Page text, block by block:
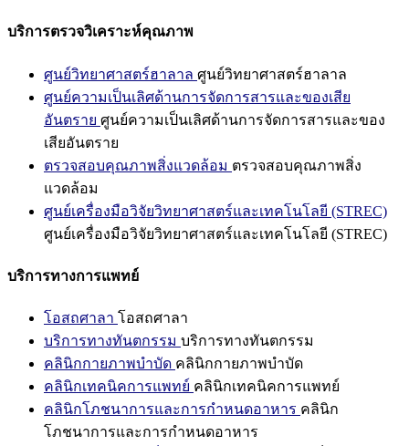
บริการตรวจวิเคราะห์คุณภาพ
ศูนย์วิทยาศาสตร์ฮาลาล ศูนย์วิทยาศาสตร์ฮาลาล
ศูนย์ความเป็นเลิศด้านการจัดการสารและของเสีย
อันตราย ศูนย์ความเป็นเลิศด้านการจัดการสารและของ
เสียอันตราย
ตรวจสอบคุณภาพสิ่งแวดล้อม ตรวจสอบคุณภาพสิ่ง
แวดล้อม
ศูนย์เครื่องมือวิจัยวิทยาศาสตร์และเทคโนโลยี (STREC)
ศูนย์เครื่องมือวิจัยวิทยาศาสตร์และเทคโนโลยี (STREC)
บริการทางการแพทย์
โอสถศาลา โอสถศาลา
บริการทางทันตกรรม บริการทางทันตกรรม
คลินิกกายภาพบำบัด คลินิกกายภาพบำบัด
คลินิกเทคนิคการแพทย์ คลินิกเทคนิคการแพทย์
คลินิกโภชนาการและการกำหนดอาหาร คลินิก
โภชนาการและการกำหนดอาหาร